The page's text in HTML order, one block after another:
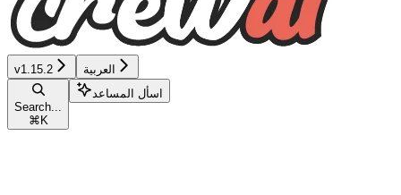
v1.15.2 العربية
Search...
⌘ K
اسأل المساعد